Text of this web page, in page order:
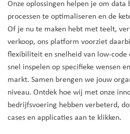
Onze oplossingen helpen je om
processen te optimaliseren en de
Of je nu te maken hebt met teelt,
verkoop, ons platform voorziet
flexibiliteit en snelheid van low-code
snel inspelen op specifieke wensen
markt. Samen brengen we jouw
niveau. Ontdek hoe wij met onze
bedrijfsvoering hebben verbeterd,
cases en applicaties aan te klikken.